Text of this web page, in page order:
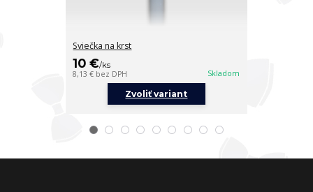
Sviečka na krst
10 €/ks
8,13 € bez DPH Skladom
Zvoliť variant